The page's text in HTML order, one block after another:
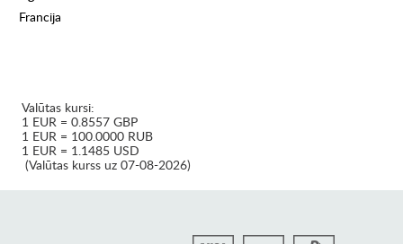
Francija
Valūtas kursi:
1 EUR = 0.8557 GBP
1 EUR = 100.0000 RUB
1 EUR = 1.1485 USD
(Valūtas kurss uz 07-08-2026)